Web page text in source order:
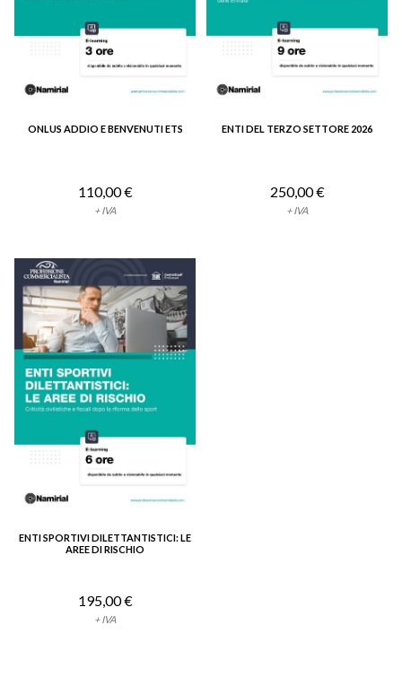
VEDI DETTAGLIO
ONLUS ADDIO E BENVENUTI ETS
110,00 €
+ IVA
VEDI DETTAGLIO
ENTI DEL TERZO SETTORE 2026
250,00 €
+ IVA
VEDI DETTAGLIO
ENTI SPORTIVI DILETTANTISTICI: LE
AREE DI RISCHIO
195,00 €
+ IVA